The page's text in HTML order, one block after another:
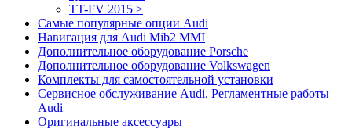
TT-FV 2015 >
Самые популярные опции Audi
Навигация для Audi Mib2 MMI
Дополнительное оборудование Porsche
Дополнительное оборудование Volkswagen
Комплекты для самостоятельной установки
Сервисное обслуживание Audi. Регламентные работы
Audi
Оригинальные аксессуары